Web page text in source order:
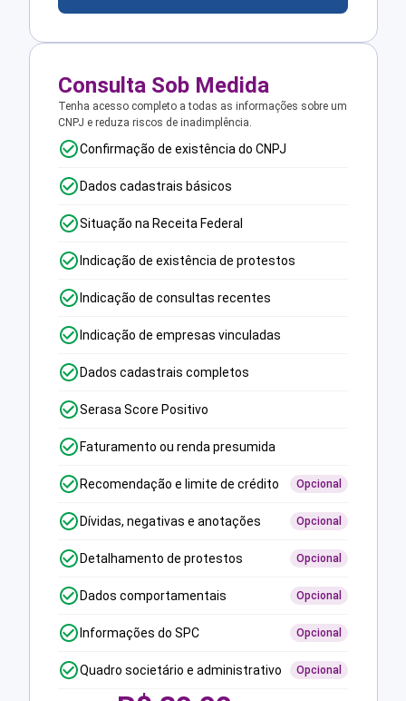
Consulta Sob Medida
Tenha acesso completo a todas as informações sobre um
CNPJ e reduza riscos de inadimplência.
Confirmação de existência do CNPJ
Dados cadastrais básicos
Situação na Receita Federal
Indicação de existência de protestos
Indicação de consultas recentes
Indicação de empresas vinculadas
Dados cadastrais completos
Serasa Score Positivo
Faturamento ou renda presumida
Recomendação e limite de crédito Opcional
Dívidas, negativas e anotações Opcional
Detalhamento de protestos Opcional
Dados comportamentais Opcional
Informações do SPC Opcional
Quadro societário e administrativo Opcional